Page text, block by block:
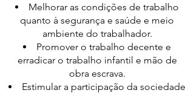
Melhorar as condições de trabalho
quanto à segurança e saúde e meio
ambiente do trabalhador.
Promover o trabalho decente e
erradicar o trabalho infantil e mão de
obra escrava.
Estimular a participação da sociedade